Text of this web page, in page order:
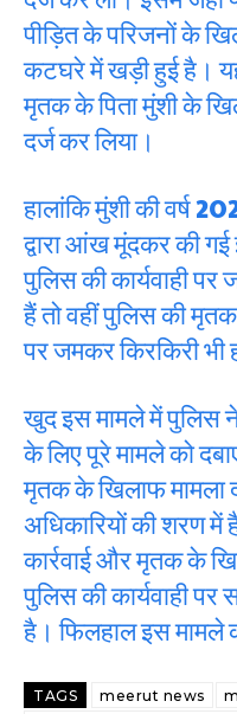
पीड़ित के परिजनों के
कटघरे में खड़ी हुई है।
मृतक के पिता मुंशी के
दर्ज कर लिया।
हालांकि मुंशी की वर्ष
द्वारा आंख मूंदकर की
पुलिस की कार्यवाही पर
हैं तो वहीं पुलिस की
पर जमकर किरकिरी भी
खुद इस मामले में पुलिस
के लिए पूरे मामले को
मृतक के खिलाफ मामला
अधिकारियों की शरण
कार्रवाई और मृतक के
पुलिस की कार्यवाही पर
है। फिलहाल इस
TAGS meerut news